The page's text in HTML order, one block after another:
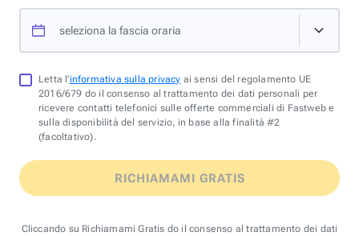
seleziona la fascia oraria
Letta l'informativa sulla privacy ai sensi del regolamento UE
2016/679 do il consenso al trattamento dei dati personali per
ricevere contatti telefonici sulle offerte commerciali di Fastweb e
sulla disponibilità del servizio, in base alla finalità #2
(facoltativo).
RICHIAMAMI GRATIS
Cliccando su Richiamami Gratis do il consenso al trattamento dei dati